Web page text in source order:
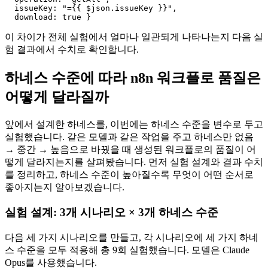
  issueKey: "={{ $json.issueKey }}",
이 차이가 전체 실험에서 얼마나 일관되게 나타나는지 다음 실
험 결과에서 수치로 확인합니다.
하네스 수준에 따라 n8n 워크플로 품질은
어떻게 달라질까
앞에서 설계한 하네스를, 이번에는 하네스 수준을 변수로 두고
실험했습니다. 같은 모델과 같은 작업을 주고 하네스만 없음
→ 중간 → 높음으로 바꿨을 때 생성된 워크플로의 품질이 어
떻게 달라지는지를 살펴봤습니다. 먼저 실험 설계와 결과 수치
를 정리하고, 하네스 수준이 높아질수록 무엇이 어떤 순서로
좋아지는지 알아보겠습니다.
실험 설계: 3개 시나리오 × 3개 하네스 수준
다음 세 가지 시나리오를 만들고, 각 시나리오에 세 가지 하네
스 수준을 모두 적용해 총 9회 실험했습니다. 모델은 Claude
Opus를 사용했습니다.